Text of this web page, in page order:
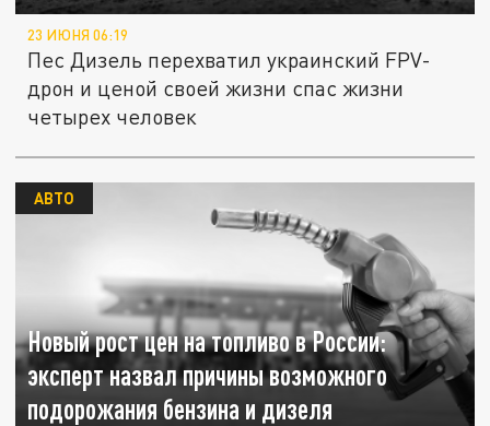
23 ИЮНЯ 06:19
Пес Дизель перехватил украинский FPV-
дрон и ценой своей жизни спас жизни
четырех человек
Новый рост цен на топливо в России:
эксперт назвал причины возможного
подорожания бензина и дизеля
АВТО